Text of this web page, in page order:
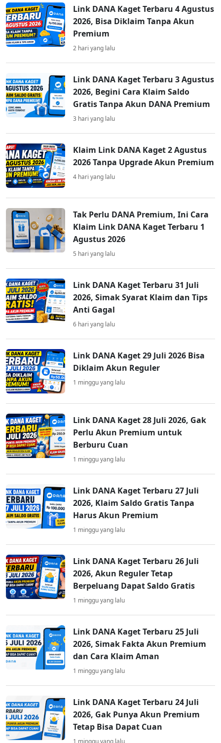
Link DANA Kaget Terbaru 4 Agustus
2026, Bisa Diklaim Tanpa Akun
Premium
2 hari yang lalu
Link DANA Kaget Terbaru 3 Agustus
2026, Begini Cara Klaim Saldo
Gratis Tanpa Akun DANA Premium
3 hari yang lalu
Klaim Link DANA Kaget 2 Agustus
2026 Tanpa Upgrade Akun Premium
4 hari yang lalu
Tak Perlu DANA Premium, Ini Cara
Klaim Link DANA Kaget Terbaru 1
Agustus 2026
5 hari yang lalu
Link DANA Kaget Terbaru 31 Juli
2026, Simak Syarat Klaim dan Tips
Anti Gagal
6 hari yang lalu
Link DANA Kaget 29 Juli 2026 Bisa
Diklaim Akun Reguler
1 minggu yang lalu
Link DANA Kaget 28 Juli 2026, Gak
Perlu Akun Premium untuk
Berburu Cuan
1 minggu yang lalu
Link DANA Kaget Terbaru 27 Juli
2026, Klaim Saldo Gratis Tanpa
Harus Akun Premium
1 minggu yang lalu
Link DANA Kaget Terbaru 26 Juli
2026, Akun Reguler Tetap
Berpeluang Dapat Saldo Gratis
1 minggu yang lalu
Link DANA Kaget Terbaru 25 Juli
2026, Simak Fakta Akun Premium
dan Cara Klaim Aman
1 minggu yang lalu
Link DANA Kaget Terbaru 24 Juli
2026, Gak Punya Akun Premium
Tetap Bisa Dapat Cuan